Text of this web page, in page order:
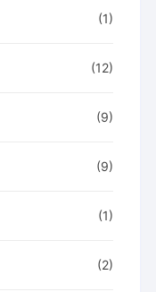
(1)
(12)
(9)
(9)
(1)
(2)